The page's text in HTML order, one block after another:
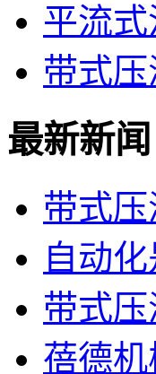
平流
带式
最新新闻
带式
自动
带式
蓓德